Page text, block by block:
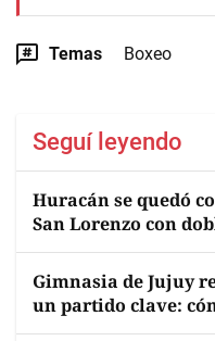
Temas Boxeo
Seguí leyendo
Huracán se quedó
San Lorenzo con
Gimnasia de Jujuy
un partido clave: